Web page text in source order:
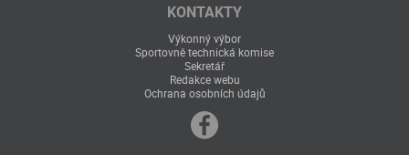
KONTAKTY
Výkonný výbor
Sportovně technická komise
Sekretář
Redakce webu
Ochrana osobních údajů